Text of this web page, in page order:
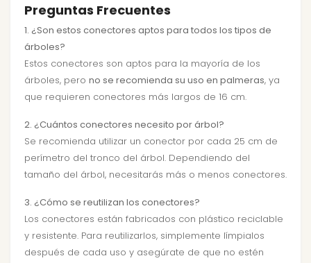
Preguntas Frecuentes
1. ¿Son estos conectores aptos para todos los tipos de
árboles?
Estos conectores son aptos para la mayoría de los
árboles, pero no se recomienda su uso en palmeras, ya
que requieren conectores más largos de 16 cm.
2. ¿Cuántos conectores necesito por árbol?
Se recomienda utilizar un conector por cada 25 cm de
perímetro del tronco del árbol. Dependiendo del
tamaño del árbol, necesitarás más o menos conectores.
3. ¿Cómo se reutilizan los conectores?
Los conectores están fabricados con plástico reciclable
y resistente. Para reutilizarlos, simplemente límpialos
después de cada uso y asegúrate de que no estén